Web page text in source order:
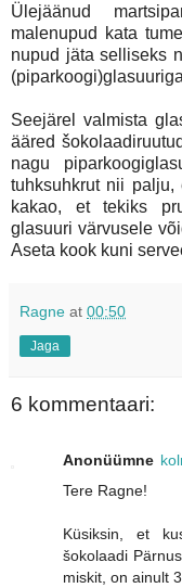
Ülejäänud
malenupud kata
nupud jäta selliseks
Seejärel valmista
ääred
nagu
tuhksuhkrut nii palju,
kakao, et tekiks
glasuuri värvusele
Aseta kook kuni
Ragne at 00:50
Jaga
6 kommentaari:
Anonüümne
Tere Ragne!
Küsiksin, et
šokolaadi
miskit, on ainult